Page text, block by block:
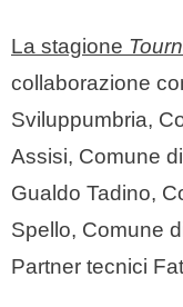
La stagione
collaborazione
Sviluppumbria,
Assisi, Comune
Gualdo Tadino,
Spello, Comune
Partner tecnici